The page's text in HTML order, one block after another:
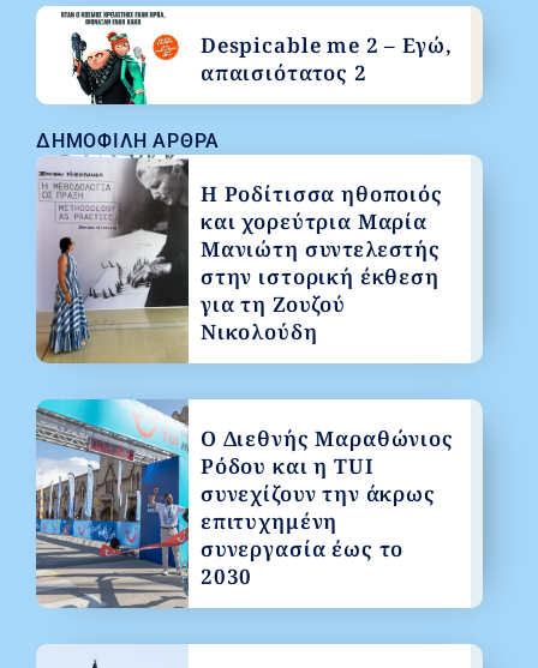
ΔΗΜΟΦΙΛΉ ΆΡΘΡΑ
Η Ροδίτισσα ηθοποιός
και χορεύτρια Μαρία
Μανιώτη συντελεστής
στην ιστορική έκθεση
για τη Ζουζού
Νικολούδη
Ο Διεθνής Μαραθώνιος
Ρόδου και η TUI
συνεχίζουν την άκρως
επιτυχημένη
συνεργασία έως το
2030
Despicable me 2 – Εγώ,
απαισιότατος 2